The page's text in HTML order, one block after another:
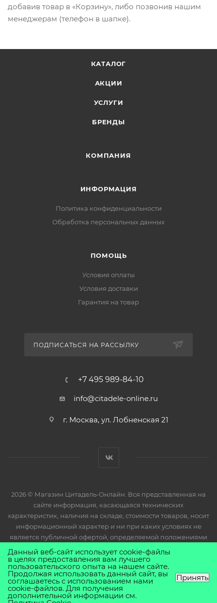
добавив товар в «Корзину», либо позвонив нашим
менеджерам (телефон в шапке).
КАТАЛОГ
АКЦИИ
УСЛУГИ
БРЕНДЫ
КОМПАНИЯ
ИНФОРМАЦИЯ
Политика конфиденциальности
Обработка персональных данных
ПОМОЩЬ
Условия оплаты
Условия доставки
Гарантия на товар
ПОДПИСАТЬСЯ НА РАССЫЛКУ
+7 495 989-84-10
info@citadele-online.ru
г. Москва, ул. Лобненская 21
2026 © Магазин Цитадель-Онлайн. Вся представленная на
сайте информация, касающаяся технических
характеристик, наличия на складе, стоимости товаров, носит
информационный характер и ни при каких условиях не
является публичной офертой, определяемой положениями
Статьи 437(2) Гражданского кодекса РФ.
Данный веб-сайт использует cookie-файлы
в целях предоставления вам лучшего
пользовательского опыта на нашем сайте.
Продолжая использовать данный сайт, вы
соглашаетесь с использованием нами
cookie-файлов. Для получения
дополнительной информации см.
Принять